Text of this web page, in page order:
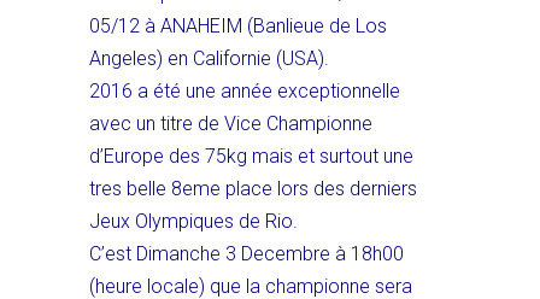
05/12 à ANAHEIM (Banlieue de Los
Angeles) en Californie (USA).
2016 a été une année exceptionnelle
avec un titre de Vice Championne
d’Europe des 75kg mais et surtout une
tres belle 8eme place lors des derniers
Jeux Olympiques de Rio.
C’est Dimanche 3 Decembre à 18h00
(heure locale) que la championne sera